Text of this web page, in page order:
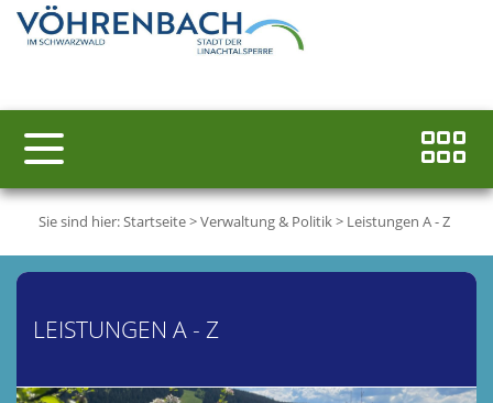
Sie sind hier:Startseite>Verwaltung & Politik> Leistungen A - Z
LEISTUNGEN A - Z